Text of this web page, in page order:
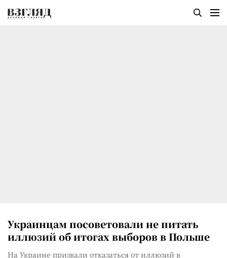
Украинцам посоветовали не питать
иллюзий об итогах выборов в Польше
На Украине призвали отказаться от иллюзий в